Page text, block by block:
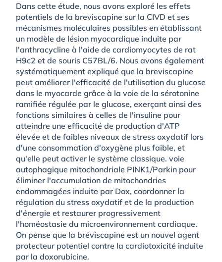
Dans cette étude, nous avons exploré les effets
potentiels de la breviscapine sur la CIVD et ses
mécanismes moléculaires possibles en établissant
un modèle de lésion myocardique induite par
l'anthracycline à l'aide de cardiomyocytes de rat
H9c2 et de souris C57BL/6. Nous avons également
systématiquement expliqué que la breviscapine
peut améliorer l'efficacité de l'utilisation du glucose
dans le myocarde grâce à la voie de la sérotonine
ramifiée régulée par le glucose, exerçant ainsi des
fonctions similaires à celles de l'insuline pour
atteindre une efficacité de production d'ATP
élevée et de faibles niveaux de stress oxydatif lors
d'une consommation d'oxygène plus faible, et
qu'elle peut activer le système classique. voie
autophagique mitochondriale PINK1/Parkin pour
éliminer l'accumulation de mitochondries
endommagées induite par Dox, coordonner la
régulation du stress oxydatif et de la production
d'énergie et restaurer progressivement
l'homéostasie du microenvironnement cardiaque.
On pense que la bréviscapine est un nouvel agent
protecteur potentiel contre la cardiotoxicité induite
par la doxorubicine.